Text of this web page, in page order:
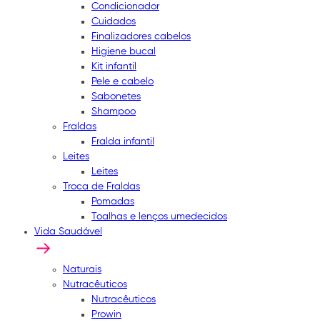
Condicionador
Cuidados
Finalizadores cabelos
Higiene bucal
Kit infantil
Pele e cabelo
Sabonetes
Shampoo
Fraldas
Fralda infantil
Leites
Leites
Troca de Fraldas
Pomadas
Toalhas e lenços umedecidos
Vida Saudável
Naturais
Nutracêuticos
Nutracêuticos
Prowin